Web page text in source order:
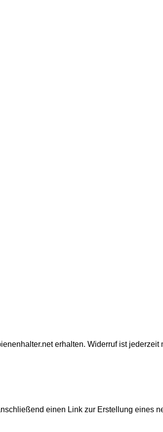
erhalten. Widerruf ist jederzeit
einen Link zur Erstellung eines